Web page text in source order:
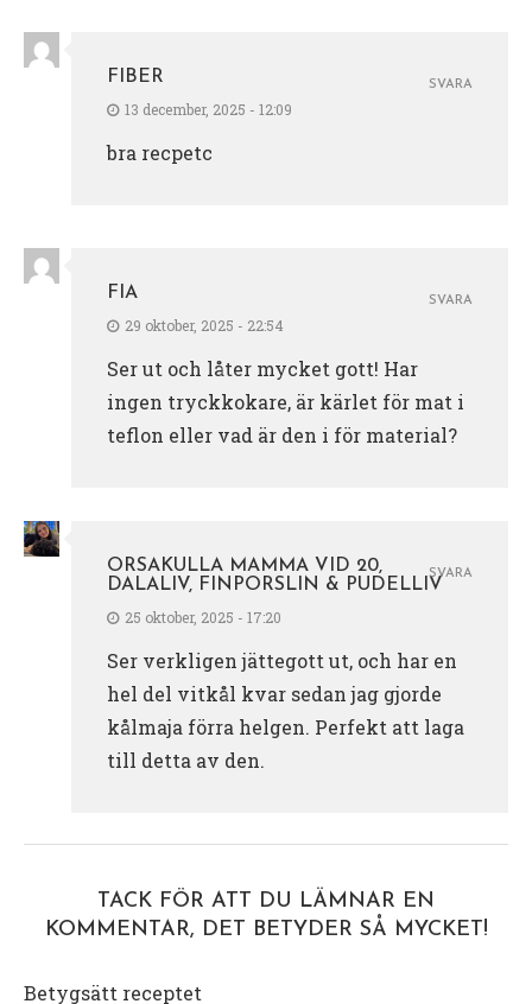
FIBER
13 december, 2025 - 12:09
bra recpetc
SVARA
FIA
29 oktober, 2025 - 22:54
Ser ut och låter mycket gott! Har
ingen tryckkokare, är kärlet för mat i
teflon eller vad är den i för material?
SVARA
ORSAKULLA MAMMA VID 20,
DALALIV, FINPORSLIN & PUDELLIV
25 oktober, 2025 - 17:20
Ser verkligen jättegott ut, och har en
hel del vitkål kvar sedan jag gjorde
kålmaja förra helgen. Perfekt att laga
till detta av den.
SVARA
TACK FÖR ATT DU LÄMNAR EN
KOMMENTAR, DET BETYDER SÅ MYCKET!
Betygsätt receptet